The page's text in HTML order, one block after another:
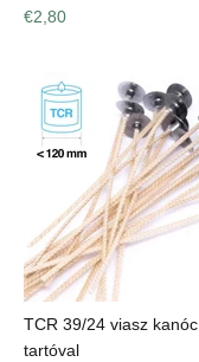
€2,80
TCR 39/24 viasz kanóc
tartóval